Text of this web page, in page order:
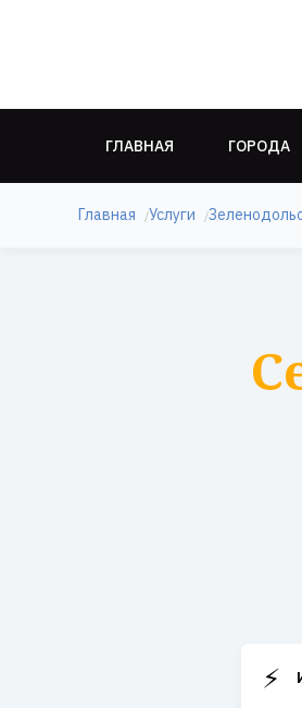
ГЛАВНАЯ ГОРОДА
Главная Услуги
⚡